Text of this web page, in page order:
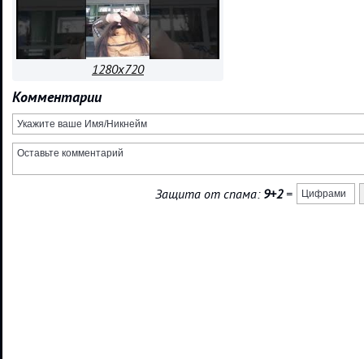
1280x720
Комментарии
Защита от спама: 9+2=